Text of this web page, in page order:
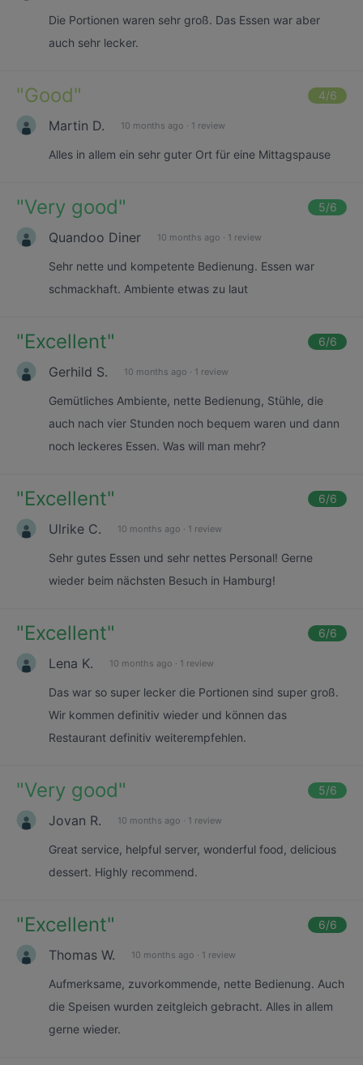
Die Portionen waren sehr groß. Das Essen war aber
auch sehr lecker.
"Good" 4/6
Martin D. 10 months ago · 1 review
Alles in allem ein sehr guter Ort für eine Mittagspause
"Very good" 5/6
Quandoo Diner 10 months ago · 1 review
Sehr nette und kompetente Bedienung. Essen war
schmackhaft. Ambiente etwas zu laut
"Excellent" 6/6
Gerhild S. 10 months ago · 1 review
Gemütliches Ambiente, nette Bedienung, Stühle, die
auch nach vier Stunden noch bequem waren und dann
noch leckeres Essen. Was will man mehr?
"Excellent" 6/6
Ulrike C. 10 months ago · 1 review
Sehr gutes Essen und sehr nettes Personal! Gerne
wieder beim nächsten Besuch in Hamburg!
"Excellent" 6/6
Lena K. 10 months ago · 1 review
Das war so super lecker die Portionen sind super groß.
Wir kommen definitiv wieder und können das
Restaurant definitiv weiterempfehlen.
"Very good" 5/6
Jovan R. 10 months ago · 1 review
Great service, helpful server, wonderful food, delicious
dessert. Highly recommend.
"Excellent" 6/6
Thomas W. 10 months ago · 1 review
Aufmerksame, zuvorkommende, nette Bedienung. Auch
die Speisen wurden zeitgleich gebracht. Alles in allem
gerne wieder.